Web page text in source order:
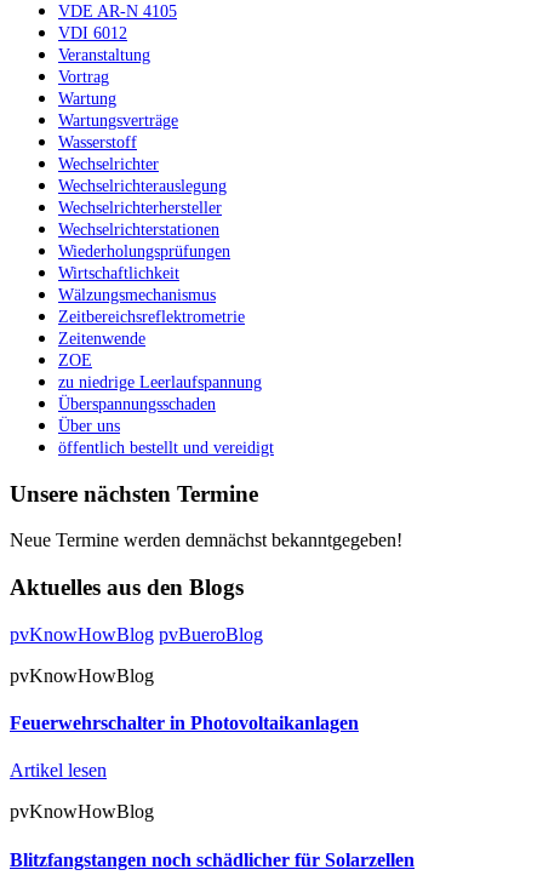
VDE AR-N 4105
VDI 6012
Veranstaltung
Vortrag
Wartung
Wartungsverträge
Wasserstoff
Wechselrichter
Wechselrichterauslegung
Wechselrichterhersteller
Wechselrichterstationen
Wiederholungsprüfungen
Wirtschaftlichkeit
Wälzungsmechanismus
Zeitbereichsreflektrometrie
Zeitenwende
ZOE
zu niedrige Leerlaufspannung
Überspannungsschaden
Über uns
öffentlich bestellt und vereidigt
Unsere nächsten Termine
Neue Termine werden demnächst bekanntgegeben!
Aktuelles aus den Blogs
pvKnowHowBlog pvBueroBlog
pvKnowHowBlog
Feuerwehrschalter in Photovoltaikanlagen
Artikel lesen
pvKnowHowBlog
Blitzfangstangen noch schädlicher für Solarzellen